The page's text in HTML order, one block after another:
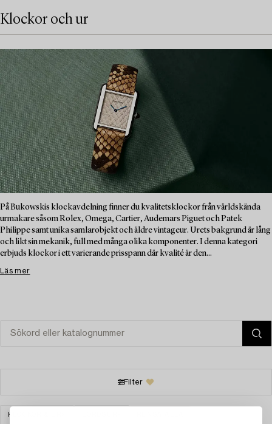
Klockor och ur
På Bukowskis klockavdelning finner du kvalitetsklockor från världskända
urmakare såsom Rolex, Omega, Cartier, Audemars Piguet och Patek
Philippe samt unika samlarobjekt och äldre vintageur. Urets bakgrund är lång
och likt sin mekanik, full med många olika komponenter. I denna kategori
erbjuds klockor i ett varierande prisspann där kvalité är den...
Läs mer
Filter
KLOCKOR & UR